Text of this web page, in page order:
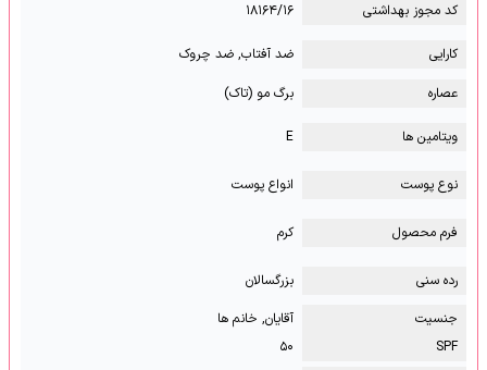
کد مجوز بهداشتی ۱۸۱۶۴/۱۶
کارایی
ضد آفتاب, ضد چروک
عصاره
برگ مو (تاک)
ویتامین ها E
نوع پوست انواع پوست
فرم محصول کرم
رده سنی
بزرگسالان
جنسیت
آقایان, خانم ها
SPF
۵۰